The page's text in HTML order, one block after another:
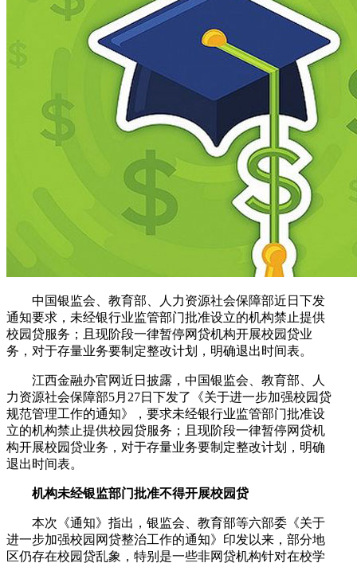
中国银监会、教育部、人力资源社会保障部近日下发
通知要求，未经银行业监管部门批准设立的机构禁止提供
校园贷服务；且现阶段一律暂停网贷机构开展校园贷业
务，对于存量业务要制定整改计划，明确退出时间表。
江西金融办官网近日披露，中国银监会、教育部、人
力资源社会保障部5月27日下发了《关于进一步加强校园贷
规范管理工作的通知》，要求未经银行业监管部门批准设
立的机构禁止提供校园贷服务；且现阶段一律暂停网贷机
构开展校园贷业务，对于存量业务要制定整改计划，明确
退出时间表。
机构未经银监部门批准不得开展校园贷
本次《通知》指出，银监会、教育部等六部委《关于
进一步加强校园网贷整治工作的通知》印发以来，部分地
区仍存在校园贷乱象，特别是一些非网贷机构针对在校学